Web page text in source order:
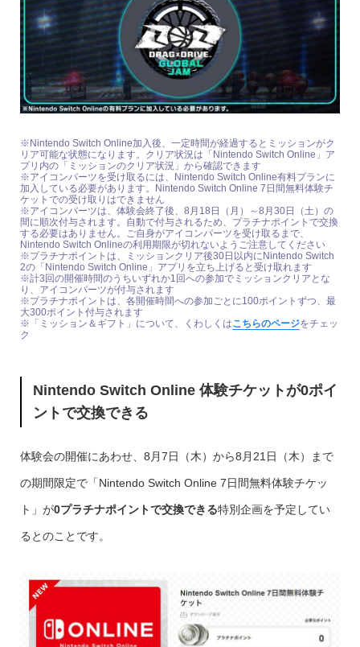
※Nintendo Switch Online加入後、一定時間が経過するとミッションがク
リア可能な状態になります。クリア状況は「Nintendo Switch Online」ア
プリ内の「ミッションのクリア状況」から確認できます
※アイコンパーツを受け取るには、Nintendo Switch Online有料プランに
加入している必要があります。Nintendo Switch Online 7日間無料体験チ
ケットでの受け取りはできません
※アイコンパーツは、体験会終了後、8月18日（月）～8月30日（土）の
間に順次付与されます。自動で付与されるため、プラチナポイントで交換
する必要はありません。ご自身がアイコンパーツを受け取るまで、
Nintendo Switch Onlineの利用期限が切れないようご注意してください
※プラチナポイントは、ミッションクリア後30日以内にNintendo Switch
2の「Nintendo Switch Online」アプリを立ち上げると受け取れます
※計3回の開催時間のうちいずれか1回への参加でミッションクリアとな
り、アイコンパーツが付与されます
※プラチナポイントは、各開催時間への参加ごとに100ポイントずつ、最
大300ポイント付与されます
※「ミッション＆ギフト」について、くわしくはこちらのページをチェッ
ク
Nintendo Switch Online 体験チケットが0ポイ
ントで交換できる
体験会の開催にあわせ、8月7日（木）から8月21日（木）まで
の期間限定で「Nintendo Switch Online 7日間無料体験チケッ
ト」が0プラチナポイントで交換できる特別企画を予定してい
るとのことです。